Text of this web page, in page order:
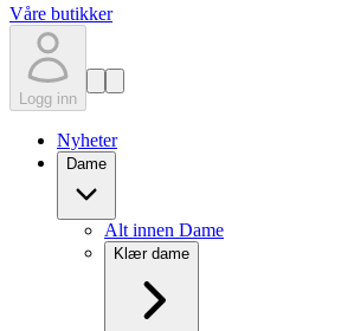
Våre butikker
Logg inn
Nyheter
Dame
Alt innen Dame
Klær dame